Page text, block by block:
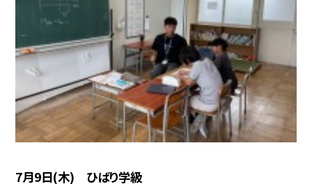
7月9日(木) ひばり学級